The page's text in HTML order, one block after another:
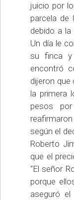
juicio por
parcela de
debido a la
Un día le
su finca
encontró
dijeron que
la primera
pesos
según el
Roberto
que el
“El señor
porque
aseguró